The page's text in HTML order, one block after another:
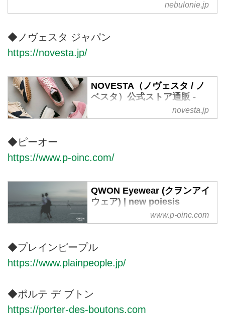
NEBULONI Eネブローニのオフィ
年前半にEugenio Nebulonieによ
定評のある老舗ブランド。創立者
たちから受け継がれた伝統的な靴
作りの製法をそのままに、今もな
お熟練された職人がハンドメイド
nebulonie.jp
◆ノヴェスタ ジャパン
https://novesta.jp/
NOVESTA（ノヴェスタ / ノ
ベスタ）公式ストア通販 -
NOVESTA JAPAN OFFICIAL
STORE
アブランド「NOVESTA（ノヴェ
インストア。メイド・イン・スロ
バキアのスニーカー。
novesta.jp
◆ピーオー
https://www.p-oinc.com/
QWON Eyewear (クヲンアイ
ウェア) | new poiesis
QWON Eyewear (クヲンアイウェ
クトや、その時代のライフスタイ
ルの歴史を軸に新しいデザインを
www.p-oinc.com
◆プレインピープル
https://www.plainpeople.jp/
◆ポルテ デ ブトン
https://porter-des-boutons.com